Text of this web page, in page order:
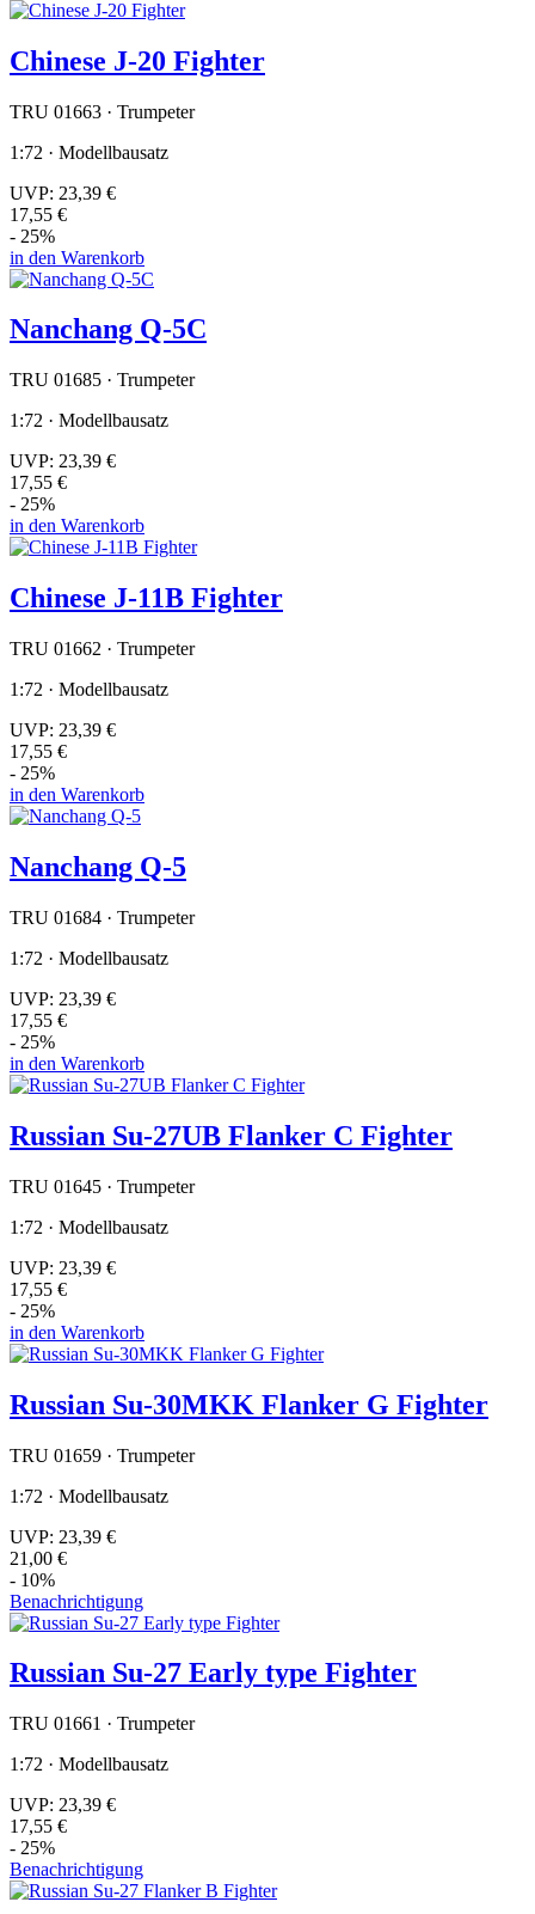
Chinese J-20 Fighter
TRU 01663 · Trumpeter
1:72 · Modellbausatz
UVP: 23,39 €
17,55 €
- 25%
in den Warenkorb
Nanchang Q-5C
TRU 01685 · Trumpeter
1:72 · Modellbausatz
UVP: 23,39 €
17,55 €
- 25%
in den Warenkorb
Chinese J-11B Fighter
TRU 01662 · Trumpeter
1:72 · Modellbausatz
UVP: 23,39 €
17,55 €
- 25%
in den Warenkorb
Nanchang Q-5
TRU 01684 · Trumpeter
1:72 · Modellbausatz
UVP: 23,39 €
17,55 €
- 25%
in den Warenkorb
Russian Su-27UB Flanker C Fighter
TRU 01645 · Trumpeter
1:72 · Modellbausatz
UVP: 23,39 €
17,55 €
- 25%
in den Warenkorb
Russian Su-30MKK Flanker G Fighter
TRU 01659 · Trumpeter
1:72 · Modellbausatz
UVP: 23,39 €
21,00 €
- 10%
Benachrichtigung
Russian Su-27 Early type Fighter
TRU 01661 · Trumpeter
1:72 · Modellbausatz
UVP: 23,39 €
17,55 €
- 25%
Benachrichtigung